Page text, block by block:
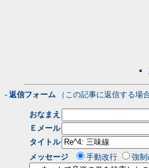
- 返信フォーム （この記事に返信する場
おなまえ
Ｅメール
タイトル
メッセージ
手動改行 強制